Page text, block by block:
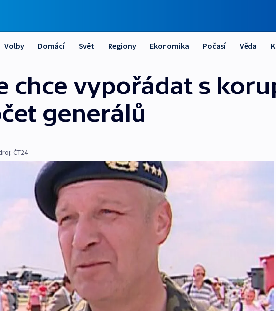
Volby Domácí Svět Regiony Ekonomika Počasí Věda
chce vypořádat s
generálů
ČT24